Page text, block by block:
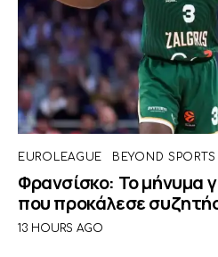
EUROLEAGUE BEYOND SPORTS
Φρανσίσκο: Το μήνυμα
που προκάλεσε
13 HOURS AGO